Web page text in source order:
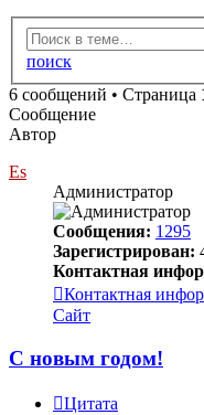
поиск
6 сообщений • Страница
Сообщение
Автор
Es
Администратор
Сообщения: 1295
Зарегистрирован:
Контактная
Контактная
Сайт
С новым годом!
Цитата